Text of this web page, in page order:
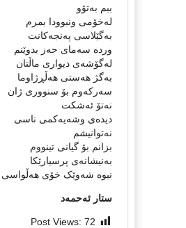
ببم بەتۆو
لەخۆمی ونبوودا بمرم
بەگێلاسی پەنجەکانت
وردە سەمای حەز بدوێنم
لەگۆشەی دیواری ماڵتان
بەگژ هەستی هەڵڕژاوما
سەرکەوم بۆ سنووری ژان
نەتۆ ئەشکت
دیدەی وشەیەکمی ناسی
نەتوانیشم
بزانم بۆ گیانی تینووم
بەنیشانەی پرسیارێکا
نیوە شەوێک خۆی هەڵواسی
ستار ئەحمەد
Post Views: 72